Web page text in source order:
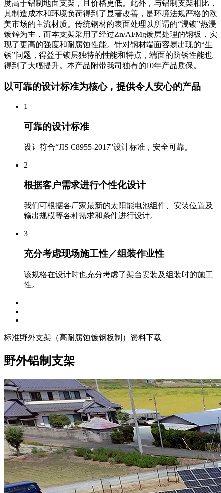
度高于铝制地面支架，且价格更低。此外，与铝制支架相比，
其制造成本和环境负荷得到了显著改善，是环境法规严格的欧
美市场的主流材质。传统钢材的表面处理以所谓的“浸镀”热浸
镀锌为主，而本支架采用了经过Zn/Al/Mg镀层处理的钢板，实
现了更高的强度和耐腐蚀性能。针对钢材端面容易出现的“生
锈”问题，得益于镀层独特的性能和特点，端面的防锈性能也
得到了大幅提升。本产品附带我司独有的10年产品质保。
以可靠的设计标准为核心，提供令人安心的产品
1
可靠的设计标准
设计符合“JIS C8955-2017”设计标准，安全可靠。
2
根据客户需求进行个性化设计
我们可根据各厂家最新的太阳能电池组件、安装位置及
输出规模等各种需求和条件进行设计。
3
充分考虑现场施工性／组装作业性
该规格在设计时也充分考虑了架台安装及组装时的施工
性。
标准野外支架（高耐腐蚀镀钢板制）资料下载
野外铝制支架